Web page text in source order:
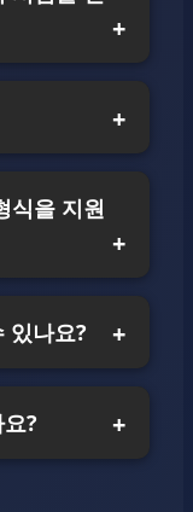
식을 지원
있나요?
?